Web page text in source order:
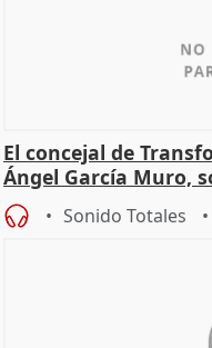
El concejal de
Ángel García Muro,
Sonido Totales